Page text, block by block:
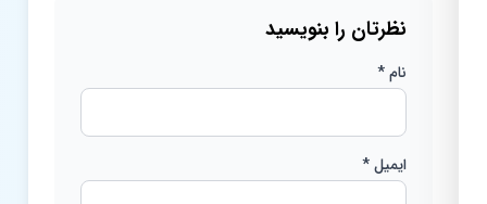
نظرتان را بنویسید
ایمیل *